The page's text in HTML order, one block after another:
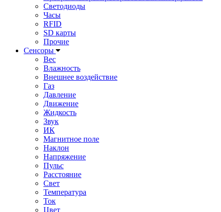
Светодиоды
Часы
RFID
SD карты
Прочие
Сенсоры
Вес
Влажность
Внешнее воздействие
Газ
Давление
Движение
Жидкость
Звук
ИК
Магнитное поле
Наклон
Напряжение
Пульс
Расстояние
Свет
Температура
Ток
Цвет